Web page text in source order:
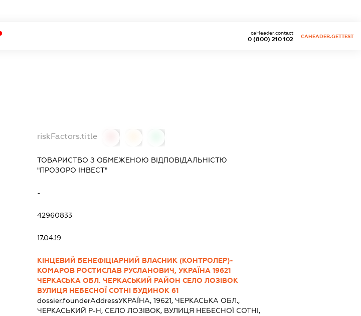
0 (800) 210 102
caHeader.contact
CAHEADER.GETTEST
riskFactors.title
ТОВАРИСТВО З ОБМЕЖЕНОЮ ВІДПОВІДАЛЬНІСТЮ
"ПРОЗОРО ІНВЕСТ"
-
42960833
17.04.19
КІНЦЕВИЙ БЕНЕФІЦІАРНИЙ ВЛАСНИК (КОНТРОЛЕР)-
КОМАРОВ РОСТИСЛАВ РУСЛАНОВИЧ, УКРАЇНА 19621
ЧЕРКАСЬКА ОБЛ. ЧЕРКАСЬКИЙ РАЙОН СЕЛО ЛОЗІВОК
ВУЛИЦЯ НЕБЕСНОЇ СОТНІ БУДИНОК 61
dossier.founderAddressУКРАЇНА, 19621, ЧЕРКАСЬКА ОБЛ.,
ЧЕРКАСЬКИЙ Р-Н, СЕЛО ЛОЗІВОК, ВУЛИЦЯ НЕБЕСНОЇ СОТНІ,